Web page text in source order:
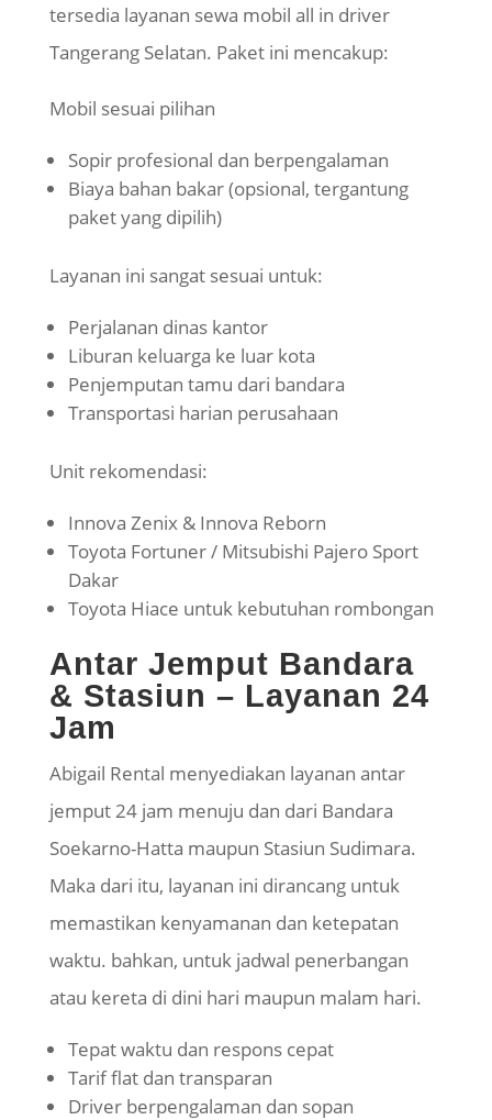
tersedia layanan sewa mobil all in driver
Tangerang Selatan. Paket ini mencakup:
Mobil sesuai pilihan
Sopir profesional dan berpengalaman
Biaya bahan bakar (opsional, tergantung
paket yang dipilih)
Layanan ini sangat sesuai untuk:
Perjalanan dinas kantor
Liburan keluarga ke luar kota
Penjemputan tamu dari bandara
Transportasi harian perusahaan
Unit rekomendasi:
Innova Zenix & Innova Reborn
Toyota Fortuner / Mitsubishi Pajero Sport
Dakar
Toyota Hiace untuk kebutuhan rombongan
Antar Jemput Bandara
& Stasiun – Layanan 24
Jam
Abigail Rental menyediakan layanan antar
jemput 24 jam menuju dan dari Bandara
Soekarno-Hatta maupun Stasiun Sudimara.
Maka dari itu, layanan ini dirancang untuk
memastikan kenyamanan dan ketepatan
waktu. bahkan, untuk jadwal penerbangan
atau kereta di dini hari maupun malam hari.
Tepat waktu dan respons cepat
Tarif flat dan transparan
Driver berpengalaman dan sopan